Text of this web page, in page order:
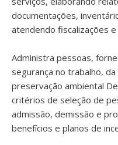
documentações,
atendendo fiscalizações
Administra pessoas,
segurança no trabalho,
preservação ambiental
critérios de seleção de
admissão, demissão e
benefícios e planos de